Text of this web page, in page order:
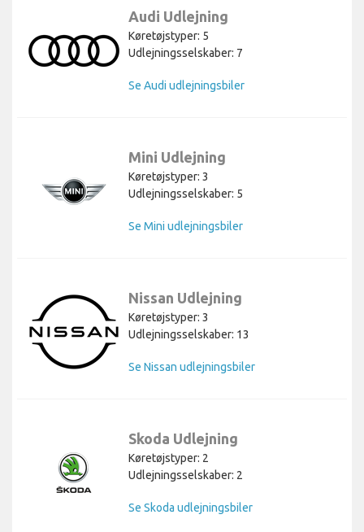
Audi Udlejning
Køretøjstyper: 5
Udlejningsselskaber: 7
Se Audi udlejningsbiler
Mini Udlejning
Køretøjstyper: 3
Udlejningsselskaber: 5
Se Mini udlejningsbiler
Nissan Udlejning
Køretøjstyper: 3
Udlejningsselskaber: 13
Se Nissan udlejningsbiler
Skoda Udlejning
Køretøjstyper: 2
Udlejningsselskaber: 2
Se Skoda udlejningsbiler